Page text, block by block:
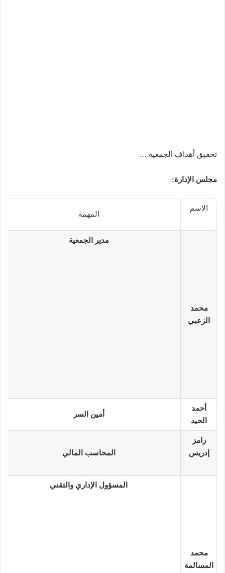
تحقيق أهداف الجمعية …
مجلس الإدارة:
الاسم
المهمة
محمد
الزعبي
مدير الجمعية
أحمد
الحيد
أمين السر
رامز
إدريس
المحاسب المالي
محمد
المسالمة
المسؤول الإداري والتقني